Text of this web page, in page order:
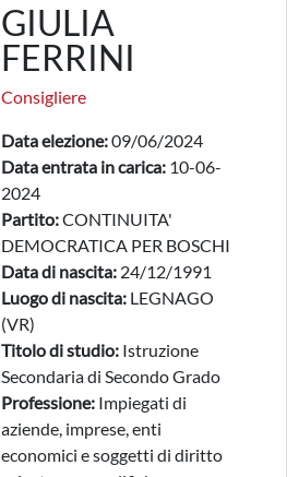
GIULIA
FERRINI
Consigliere
Data elezione:09/06/2024
Data entrata in carica: 10-06-
2024
Partito:CONTINUITA'
DEMOCRATICA PER BOSCHI
Data di nascita: 24/12/1991
Luogo di nascita: LEGNAGO
(VR)
Titolo di studio: Istruzione
Secondaria di Secondo Grado
Professione: Impiegati di
aziende, imprese, enti
economici e soggetti di diritto